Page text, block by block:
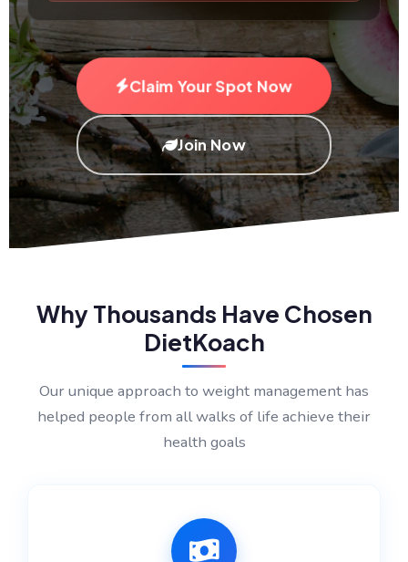
Claim Your Spot Now
Join Now
Why Thousands Have Chosen
DietKoach
Our unique approach to weight management has
helped people from all walks of life achieve their
health goals